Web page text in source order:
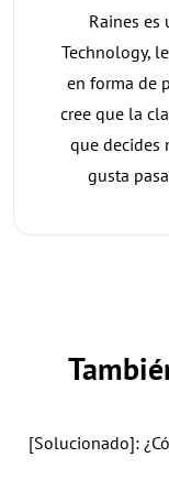
Raines es
Technology,
en forma de
cree que la
que decides
gusta
[Solucionado]: